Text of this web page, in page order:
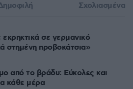
Σχολιασμένα
σε γερμανικό
στημένη προβοκάτσια»
από το βράδυ: Εύκολες και
κάθε μέρα